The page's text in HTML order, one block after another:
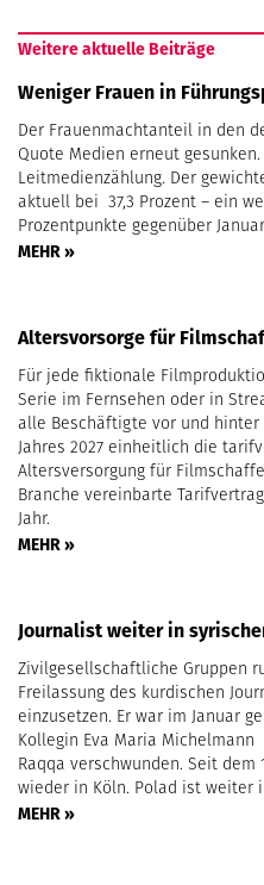
Weitere aktuelle Beiträge
Weniger Frauen in
Der Frauenmachtanteil in den
Quote Medien erneut
Leitmedienzählung. Der
aktuell bei 37,3 Prozent – ein
Prozentpunkte gegenüber
MEHR »
Altersvorsorge für
Für jede fiktionale
Serie im Fernsehen oder in
alle Beschäftigte vor und hinter
Jahres 2027 einheitlich die
Altersversorgung für
Branche vereinbarte
Jahr.
MEHR »
Journalist weiter in
Zivilgesellschaftliche Gruppen
Freilassung des kurdischen
einzusetzen. Er war im Januar
Kollegin Eva Maria
Raqqa verschwunden. Seit dem
wieder in Köln. Polad ist weiter
MEHR »